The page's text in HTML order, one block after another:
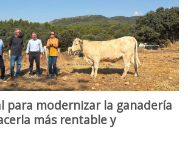
para modernizar la ganadería
más rentable y